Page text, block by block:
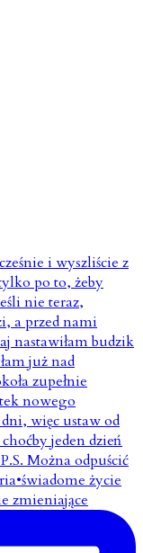
zmieniające